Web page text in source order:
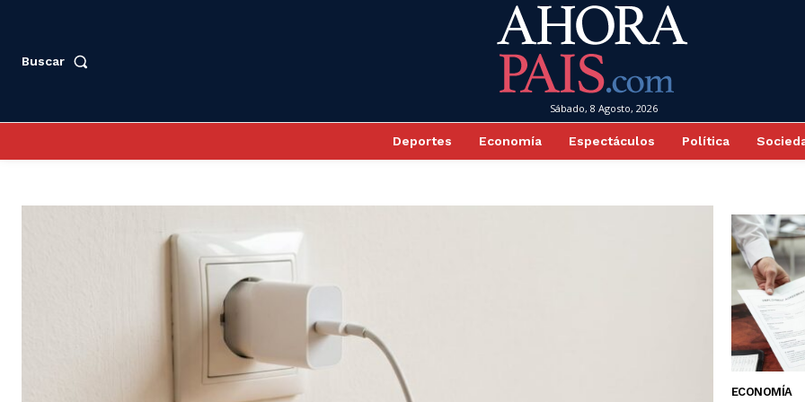
Buscar
Sábado, 8 Agosto, 2026
Deportes Economía Espectáculos Política
ECONOMÍA